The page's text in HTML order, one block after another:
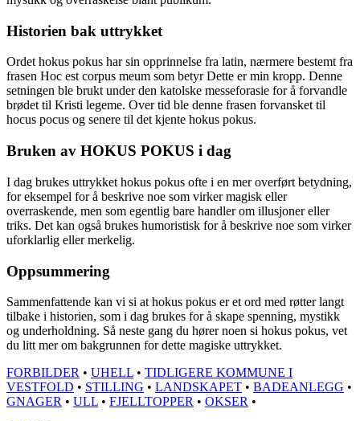
Historien bak uttrykket
Ordet hokus pokus har sin opprinnelse fra latin, nærmere bestemt fra
frasen Hoc est corpus meum som betyr Dette er min kropp. Denne
setningen ble brukt under den katolske messeforasie for å forvandle
brødet til Kristi legeme. Over tid ble denne frasen forvansket til
hocus pocus og senere til det kjente hokus pokus.
Bruken av HOKUS POKUS i dag
I dag brukes uttrykket hokus pokus ofte i en mer overført betydning,
for eksempel for å beskrive noe som virker magisk eller
overraskende, men som egentlig bare handler om illusjoner eller
triks. Det kan også brukes humoristisk for å beskrive noe som virker
uforklarlig eller merkelig.
Oppsummering
Sammenfattende kan vi si at hokus pokus er et ord med røtter langt
tilbake i historien, som i dag brukes for å skape spenning, mystikk
og underholdning. Så neste gang du hører noen si hokus pokus, vet
du litt mer om bakgrunnen for dette magiske uttrykket.
FORBILDER • UHELL • TIDLIGERE KOMMUNE I
VESTFOLD • STILLING • LANDSKAPET • BADEANLEGG •
GNAGER • ULL • FJELLTOPPER • OKSER •